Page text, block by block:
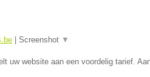
| Screenshot ▼
uw website aan een voordelig tarief.